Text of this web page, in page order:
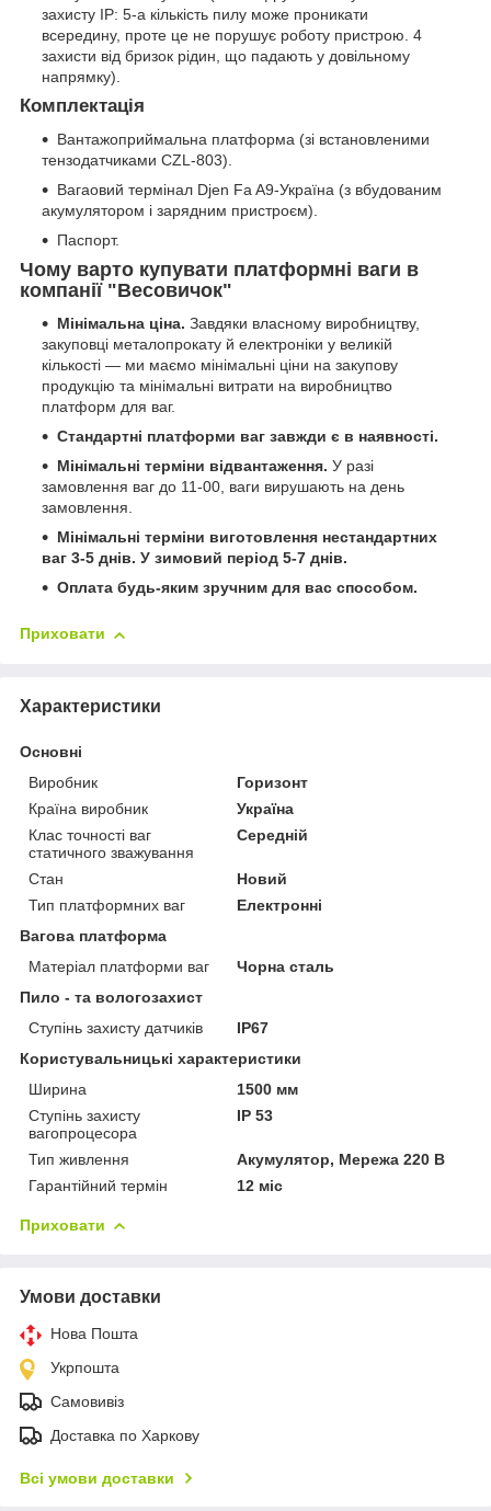
захисту IP: 5-а кількість пилу може проникати
всередину, проте це не порушує роботу пристрою. 4
захисти від бризок рідин, що падають у довільному
напрямку).
Комплектація
Вантажоприймальна платформа (зі встановленими
тензодатчиками CZL-803).
Вагаовий термінал Djen Fa A9-Україна (з вбудованим
акумулятором і зарядним пристроєм).
Паспорт.
Чому варто купувати платформні ваги в
компанії "Весовичок"
Мінімальна ціна. Завдяки власному виробництву,
закуповці металопрокату й електроніки у великій
кількості — ми маємо мінімальні ціни на закупову
продукцію та мінімальні витрати на виробництво
платформ для ваг.
Стандартні платформи ваг завжди є в наявності.
Мінімальні терміни відвантаження. У разі
замовлення ваг до 11-00, ваги вирушають на день
замовлення.
Мінімальні терміни виготовлення нестандартних
ваг 3-5 днів. У зимовий період 5-7 днів.
Оплата будь-яким зручним для вас способом.
Приховати
Характеристики
Основні
Виробник
Горизонт
Країна виробник
Україна
Клас точності ваг
статичного зважування
Середній
Стан
Новий
Тип платформних ваг
Електронні
Вагова платформа
Матеріал платформи ваг
Чорна сталь
Пило - та вологозахист
Ступінь захисту датчиків
IP67
Користувальницькі характеристики
Ширина
1500 мм
Ступінь захисту
вагопроцесора
IP 53
Тип живлення
Акумулятор, Мережа 220 В
Гарантійний термін
12 міс
Приховати
Умови доставки
Нова Пошта
Укрпошта
Самовивіз
Доставка по Харкову
Всі умови доставки